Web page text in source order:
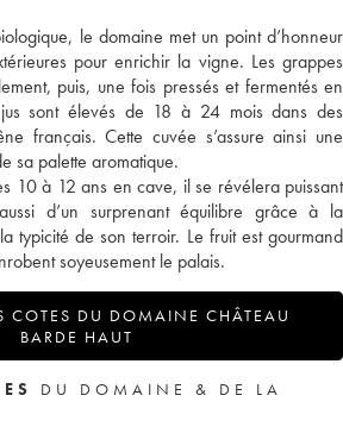
le domaine met un point d’honneur
pour enrichir la vigne. Les grappes
puis, une fois pressés et fermentés en
sont élevés de 18 à 24 mois dans des
français. Cette cuvée s’assure ainsi une
sa palette aromatique.
10 à 12 ans en cave, il se révélera puissant
d’un surprenant équilibre grâce à la
typicité de son terroir. Le fruit est gourmand
soyeusement le palais.
COTES DU DOMAINE CHÂTEAU
BARDE HAUT
DU DOMAINE & DE LA